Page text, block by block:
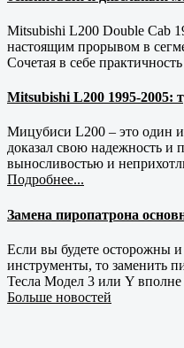
Mitsubishi L200 Double Cab
настоящим прорывом в
Сочетая в себе
Mitsubishi L200 1995-2005:
Мицубиси L200 – это один
доказал свою надежность и
выносливостью и
Подробнее...
Замена пиропатрона
Если вы будете осторожны и
инструменты, то заменить
Тесла Модел 3 или Y вполне
Больше новостей